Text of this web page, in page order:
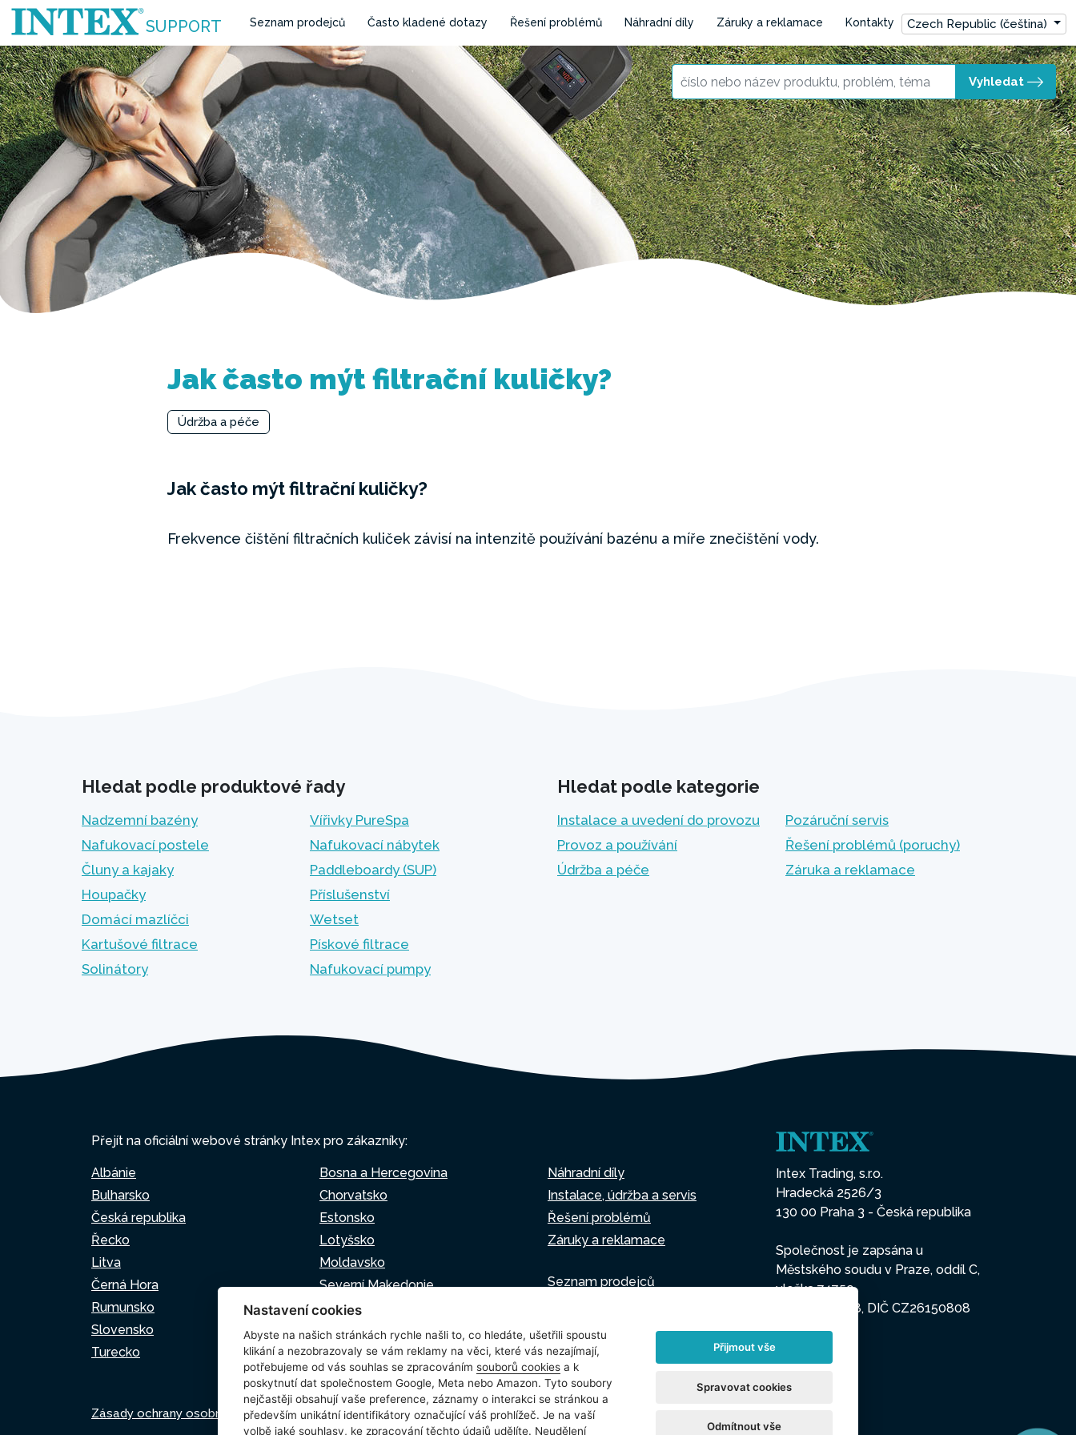
SUPPORT Seznam prodejců Často kladené dotazy Řešení problémů Náhradní díly Záruky a reklamace Kontakty Czech Republic (čeština)
Vyhledat
Jak často mýt filtrační kuličky?
Údržba a péče
Jak často mýt filtrační kuličky?
Frekvence čištění filtračních kuliček závisí na intenzitě používání bazénu a míře znečištění vody.
Hledat podle produktové řady
Nadzemní bazény
Vířivky PureSpa
Nafukovací postele
Nafukovací nábytek
Čluny a kajaky
Paddleboardy (SUP)
Houpačky
Příslušenství
Domácí mazlíčci
Wetset
Kartušové filtrace
Pískové filtrace
Solinátory
Nafukovací pumpy
Hledat podle kategorie
Instalace a uvedení do provozu
Pozáruční servis
Provoz a používání
Řešení problémů (poruchy)
Údržba a péče
Záruka a reklamace
Přejít na oficiální webové stránky Intex pro zákazníky:
Albánie
Bosna a Hercegovina
Bulharsko
Chorvatsko
Česká republika
Estonsko
Řecko
Lotyšsko
Litva
Moldavsko
Černá Hora
Severní Makedonie
Rumunsko
Srbsko
Slovensko
Slovinsko
Turecko
Náhradní díly
Instalace, údržba a servis
Řešení problémů
Záruky a reklamace
Seznam prodejců
Napište nám
Zásady ochrany osobních údajů Zásady používání souborů cookie Nastavení cookies
Intex Trading, s.r.o.
Hradecká 2526/3
130 00 Praha 3 - Česká republika
Společnost je zapsána u
Městského soudu v Praze, oddíl C,
vložka 74759
IČO 26150808, DIČ CZ26150808
Nastavení cookies
Abyste na našich stránkách rychle našli to, co hledáte, ušetřili spoustu
klikání a nezobrazovaly se vám reklamy na věci, které vás nezajímají,
potřebujeme od vás souhlas se zpracováním souborů cookies a k
poskytnutí dat společnostem Google, Meta nebo Amazon. Tyto soubory
nejčastěji obsahují vaše preference, záznamy o interakci se stránkou a
především unikátní identifikátory označující váš prohlížeč. Je na vaší
volbě jaké souhlasy, ke zpracování těchto údajů udělíte. Neudělení
Přijmout vše
Spravovat cookies
Odmítnout vše